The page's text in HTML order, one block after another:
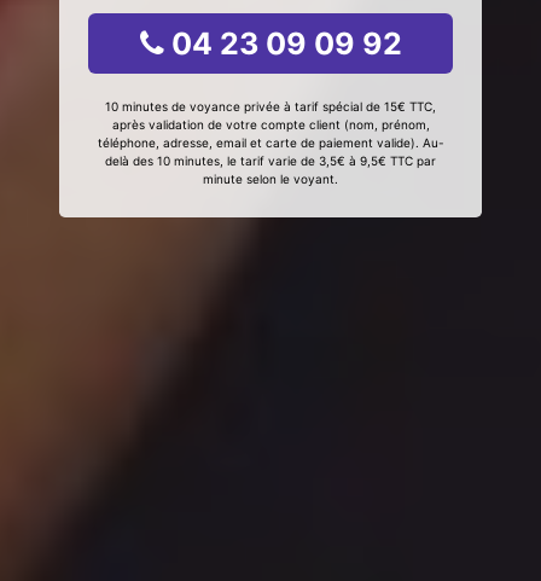
04 23 09 09 92
10 minutes de voyance privée à tarif spécial de 15€ TTC,
après validation de votre compte client (nom, prénom,
téléphone, adresse, email et carte de paiement valide). Au-
delà des 10 minutes, le tarif varie de 3,5€ à 9,5€ TTC par
minute selon le voyant.